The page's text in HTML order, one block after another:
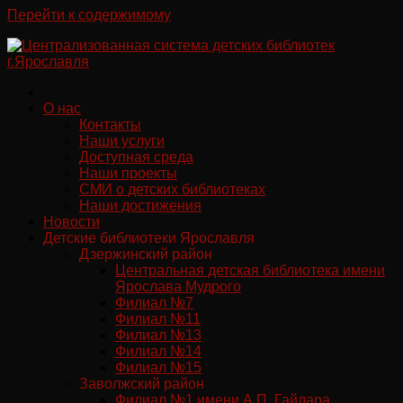
Перейти к содержимому
О нас
Контакты
Наши услуги
Доступная среда
Наши проекты
СМИ о детских библиотеках
Наши достижения
Новости
Детские библиотеки Ярославля
Дзержинский район
Центральная детская библиотека имени
Ярослава Мудрого
Филиал №7
Филиал №11
Филиал №13
Филиал №14
Филиал №15
Заволжский район
Филиал №1 имени А.П. Гайдара